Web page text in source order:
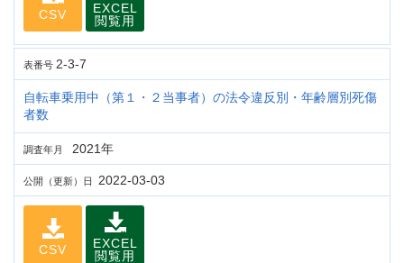
CSV
EXCEL
閲覧用
表番号 2-3-7
自転車乗用中（第１・２当事者）の法令違反別・年齢層別死傷
者数
調査年月 2021年
公開（更新）日 2022-03-03
CSV
EXCEL
閲覧用